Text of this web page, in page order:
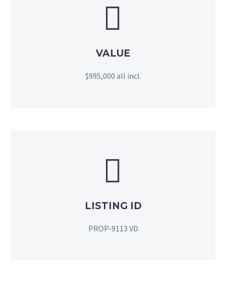


VALUE
$995,000 all incl.


LISTING ID
PROP-9113 VD